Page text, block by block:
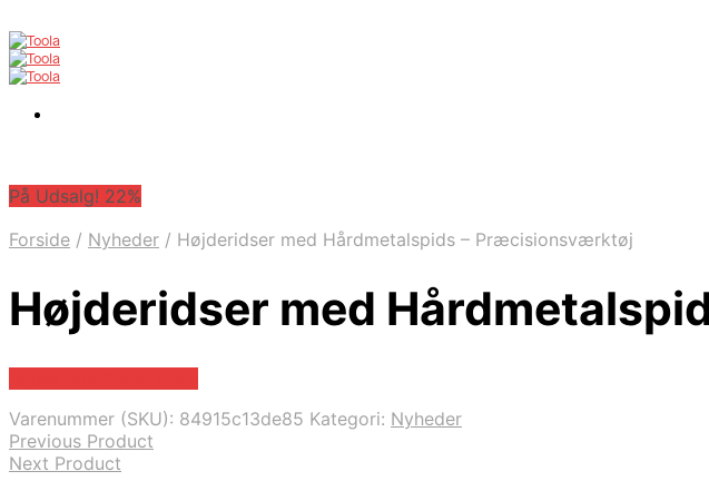
På Udsalg! 22%
Forside / Nyheder / Højderidser med Hårdmetalspids – Præcisionsværktøj
Højderidser med
Varenummer (SKU): 84915c13de85 Kategori: Nyheder
Previous Product
Next Product